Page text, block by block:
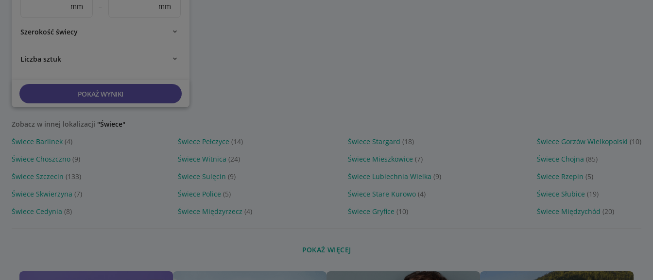
mm – mm
Szerokość świecy
Liczba sztuk
POKAŻ WYNIKI
Zobacz w innej lokalizacji "Świece"
Świece Barlinek (4) Świece Pełczyce (14) Świece Stargard (18) Świece Gorzów Wielkopolski (10)
Świece Choszczno (9) Świece Witnica (24) Świece Mieszkowice (7) Świece Chojna (85)
Świece Szczecin (133) Świece Sulęcin (9) Świece Lubiechnia Wielka (9) Świece Rzepin (5)
Świece Skwierzyna (7) Świece Police (5) Świece Stare Kurowo (4) Świece Słubice (19)
Świece Cedynia (8) Świece Międzyrzecz (4) Świece Gryfice (10) Świece Międzychód (20)
POKAŻ WIĘCEJ